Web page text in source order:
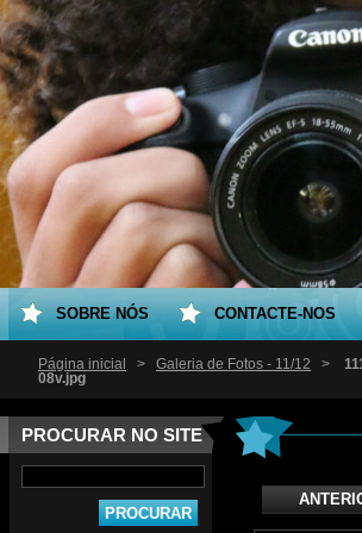
Página inicial > Galeria de Fotos - 11/12 >
08v.jpg
PROCURAR NO SITE
SOBRE NÓS CONTACTE-NOS